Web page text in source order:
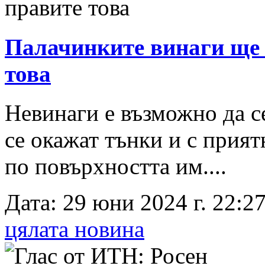
Палачинките винаги ще
това
Невинаги е възможно да
се окажат тънки и с
по повърхността им....
Дата: 29 юни 2024 г.
цялата новина